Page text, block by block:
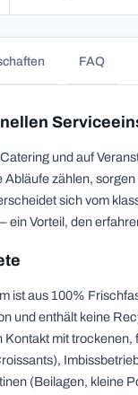
FAQ
und auf
zählen,
sich vom
Vorteil, den
ist aus 100%
und enthält keine
mit
(Beilagen, kleine